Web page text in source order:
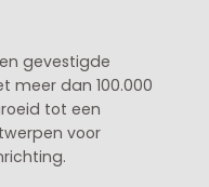
gevestigde
meer dan 100.000
tot een
voor